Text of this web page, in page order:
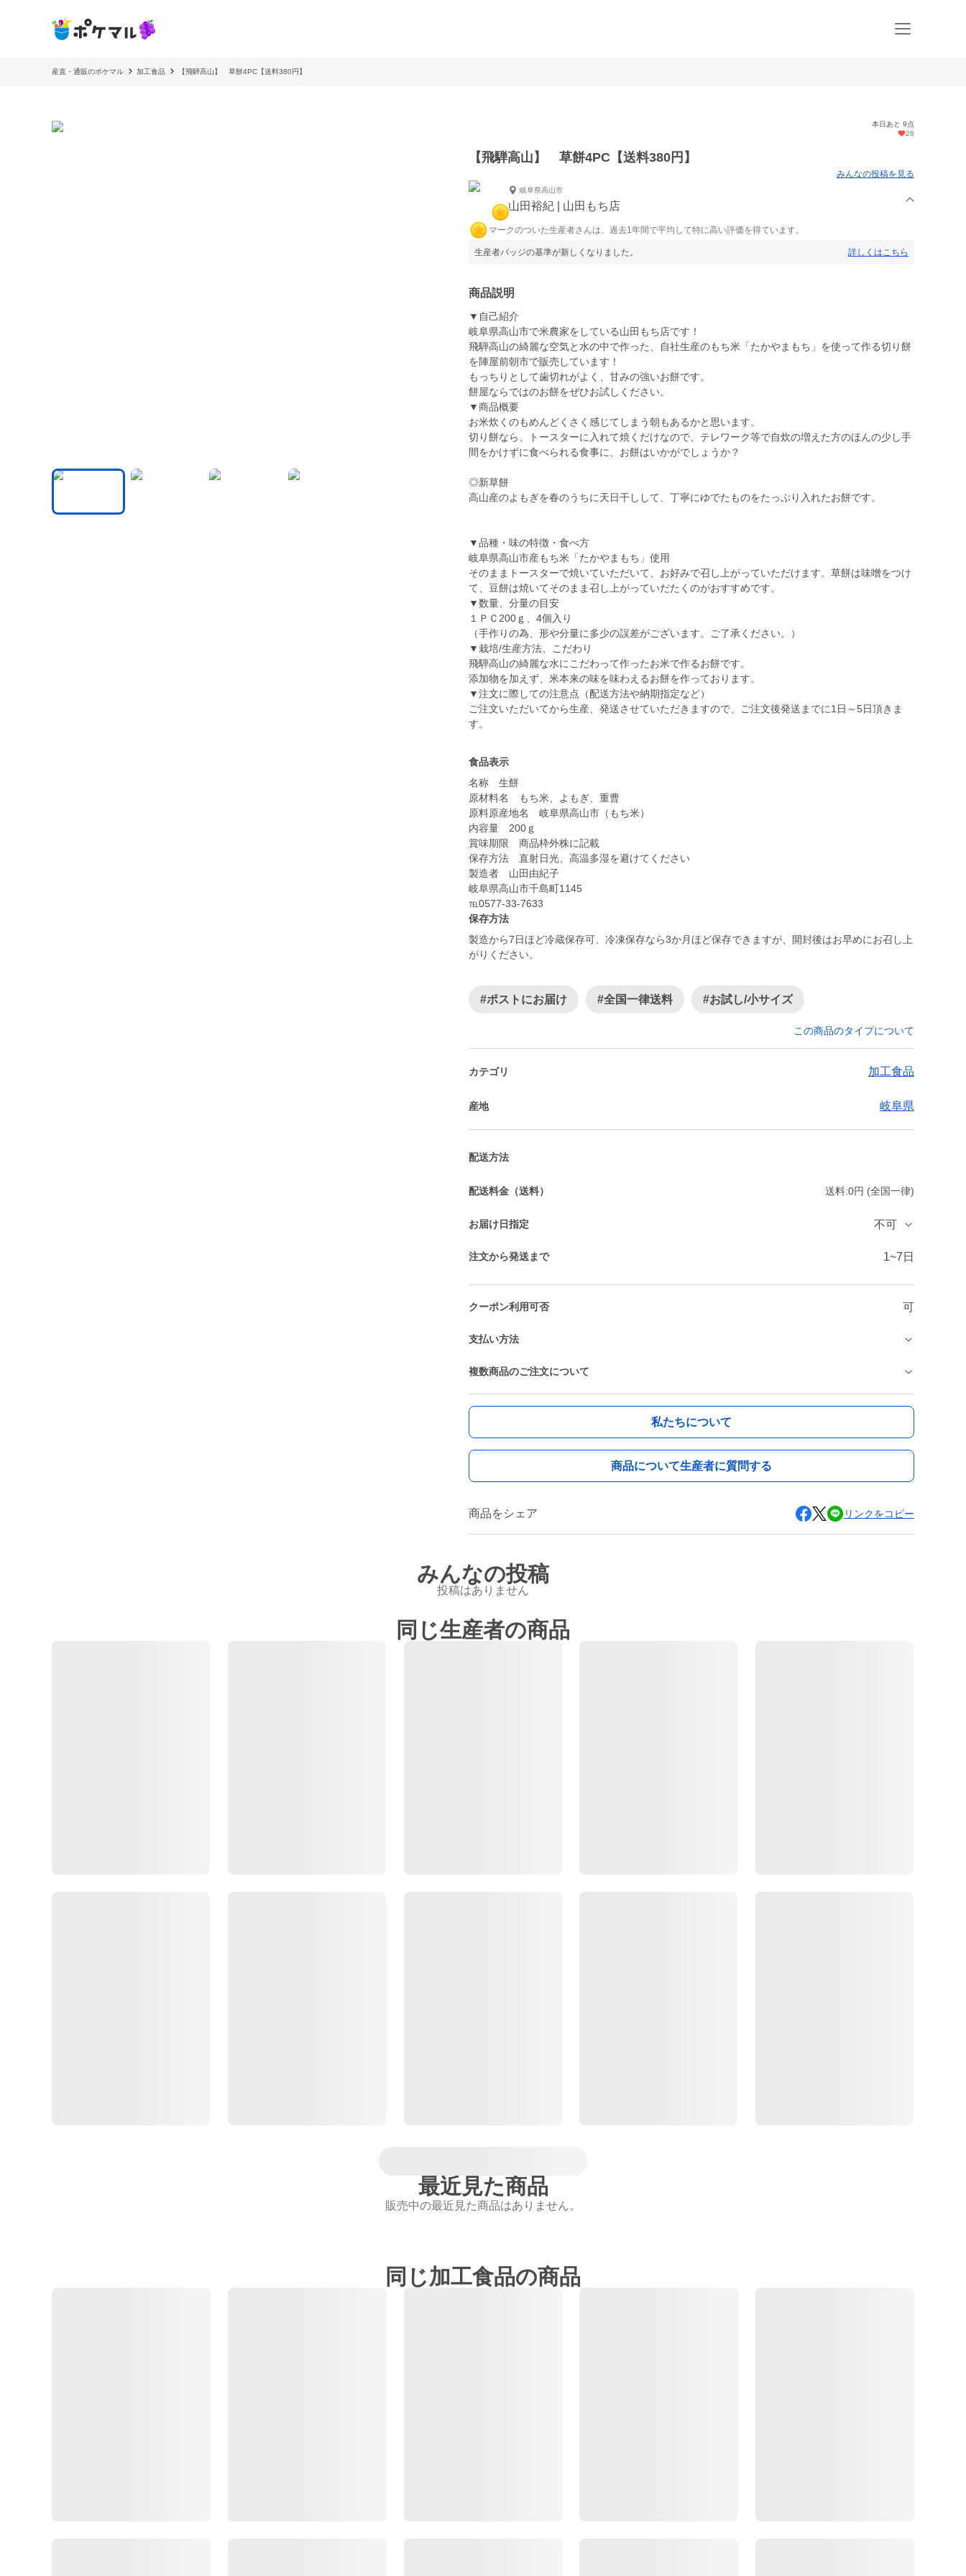
産直・通販のポケマル 加工食品 【飛騨高山】 草餅4PC【送料380円】
本日あと 9点
26
【飛騨高山】 草餅4PC【送料380円】
みんなの投稿を見る
岐阜県高山市
山田裕紀 | 山田もち店
マークのついた生産者さんは、過去1年間で平均して特に高い評価を得ています。
生産者バッジの基準が新しくなりました。 詳しくはこちら
商品説明
▼自己紹介
岐阜県高山市で米農家をしている山田もち店です！
飛騨高山の綺麗な空気と水の中で作った、自社生産のもち米「たかやまもち」を使って作る切り餅
を陣屋前朝市で販売しています！
もっちりとして歯切れがよく、甘みの強いお餅です。
餅屋ならではのお餅をぜひお試しください。
▼商品概要
お米炊くのもめんどくさく感じてしまう朝もあるかと思います。
切り餅なら、トースターに入れて焼くだけなので、テレワーク等で自炊の増えた方のほんの少し手
間をかけずに食べられる食事に、お餅はいかがでしょうか？
◎新草餅
高山産のよもぎを春のうちに天日干しして、丁寧にゆでたものをたっぷり入れたお餅です。
▼品種・味の特徴・食べ方
岐阜県高山市産もち米「たかやまもち」使用
そのままトースターで焼いていただいて、お好みで召し上がっていただけます。草餅は味噌をつけ
て、豆餅は焼いてそのまま召し上がっていだたくのがおすすめです。
▼数量、分量の目安
１ＰＣ200ｇ、4個入り
（手作りの為、形や分量に多少の誤差がございます。ご了承ください。）
▼栽培/生産方法、こだわり
飛騨高山の綺麗な水にこだわって作ったお米で作るお餅です。
添加物を加えず、米本来の味を味わえるお餅を作っております。
▼注文に際しての注意点（配送方法や納期指定など）
ご注文いただいてから生産、発送させていただきますので、ご注文後発送までに1日～5日頂きま
す。
食品表示
名称 生餅
原材料名 もち米、よもぎ、重曹
原料原産地名 岐阜県高山市（もち米）
内容量 200ｇ
賞味期限 商品枠外株に記載
保存方法 直射日光、高温多湿を避けてください
製造者 山田由紀子
岐阜県高山市千島町1145
℡0577-33-7633
保存方法
製造から7日ほど冷蔵保存可、冷凍保存なら3か月ほど保存できますが、開封後はお早めにお召し上
がりください。
#ポストにお届け #全国一律送料 #お試し/小サイズ
この商品のタイプについて
カテゴリ 加工食品
産地 岐阜県
配送方法
配送料金（送料） 送料:0円 (全国一律)
お届け日指定 不可
注文から発送まで 1~7日
クーポン利用可否 可
支払い方法
複数商品のご注文について
私たちについて
商品について生産者に質問する
商品をシェア リンクをコピー
みんなの投稿
投稿はありません
同じ生産者の商品
最近見た商品
販売中の最近見た商品はありません。
同じ加工食品の商品